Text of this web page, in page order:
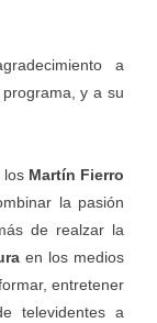
a
y a su
los Martín Fierro
la pasión
de realzar la
en los medios
entretener
televidentes a